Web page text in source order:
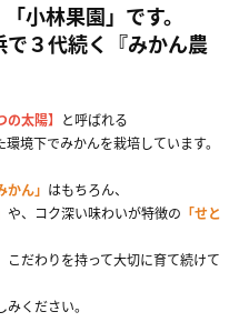
小林果園」です。
３代続く『みかん農
の太陽】 と呼ばれる
境下でみかんを栽培しています。
かん」 はもちろん、
や、コク深い味わいが特徴の 「せと
だわりを持って大切に育て続けて
ください。